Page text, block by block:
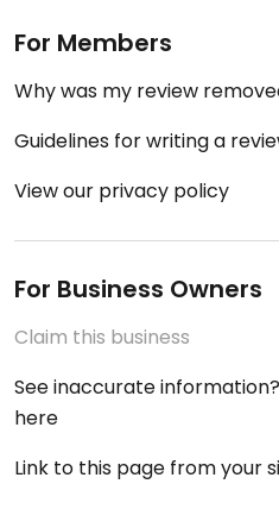
For Members
Why was my review
Guidelines for writing a
View our privacy policy
For Business Owners
Claim this business
See inaccurate
here
Link to this page from your